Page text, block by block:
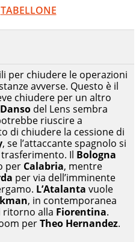
TABELLONE
per chiudere le operazioni
avverse. Questo è il
chiudere per un altro
Danso del Lens sembra
riuscire a
di chiudere la cessione di
, se l’attaccante spagnolo si
Il Bologna
per Calabria, mentre
per via dell’imminente
L’Atalanta vuole
, in contemporanea
ritorno alla Fiorentina.
perTheo Hernandez.